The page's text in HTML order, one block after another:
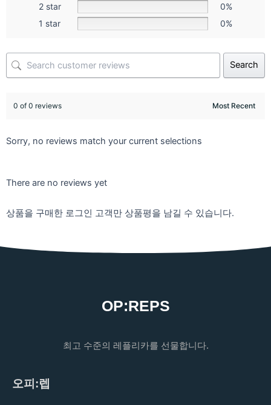
2 star
0%
1 star
0%
Search
0 of 0 reviews
Sorry, no reviews match your current selections
There are no reviews yet
상품을 구매한 로그인 고객만 상품평을 남길 수 있습니다.
OP:REPS
최고 수준의 레플리카를 선물합니다.
오피:렙